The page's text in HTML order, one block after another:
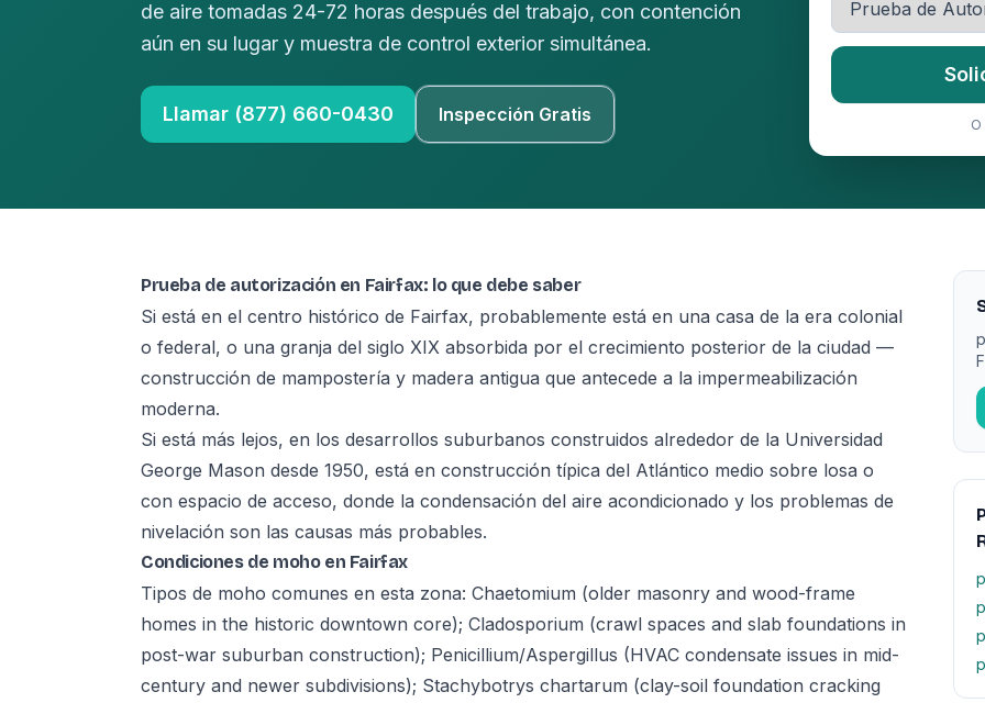
de aire tomadas 24-72 horas después del trabajo, con contención
aún en su lugar y muestra de control exterior simultánea.
Llamar (877) 660-0430 Inspección Gratis
Prueba de autorización en Fairfax: lo que debe saber
Si está en el centro histórico de Fairfax, probablemente está en una casa de la era colonial
o federal, o una granja del siglo XIX absorbida por el crecimiento posterior de la ciudad —
construcción de mampostería y madera antigua que antecede a la impermeabilización
moderna.
Si está más lejos, en los desarrollos suburbanos construidos alrededor de la Universidad
George Mason desde 1950, está en construcción típica del Atlántico medio sobre losa o
con espacio de acceso, donde la condensación del aire acondicionado y los problemas de
nivelación son las causas más probables.
Condiciones de moho en Fairfax
Tipos de moho comunes en esta zona: Chaetomium (older masonry and wood-frame
homes in the historic downtown core); Cladosporium (crawl spaces and slab foundations in
post-war suburban construction); Penicillium/Aspergillus (HVAC condensate issues in mid-
century and newer subdivisions); Stachybotrys chartarum (clay-soil foundation cracking